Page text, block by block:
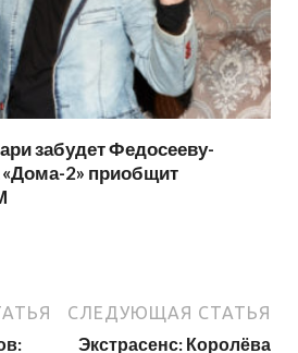
забудет Федосееву-
2» приобщит
СЛЕДУЮЩАЯ СТАТЬЯ
Экстрасенс: Королёва